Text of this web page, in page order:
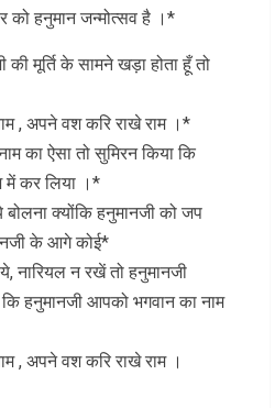
हनुमान जन्मोत्सव है ।*
मूर्ति के सामने खड़ा होता हूँ तो
, अपने वश करि राखे राम ।*
का ऐसा तो सुमिरन किया कि
में कर लिया ।*
क्‍योंकि हनुमानजी को जप
के आगे कोई*
नारियल न रखें तो हनुमानजी
कि हनुमानजी आपको भगवान का नाम
, अपने वश करि राखे राम ।